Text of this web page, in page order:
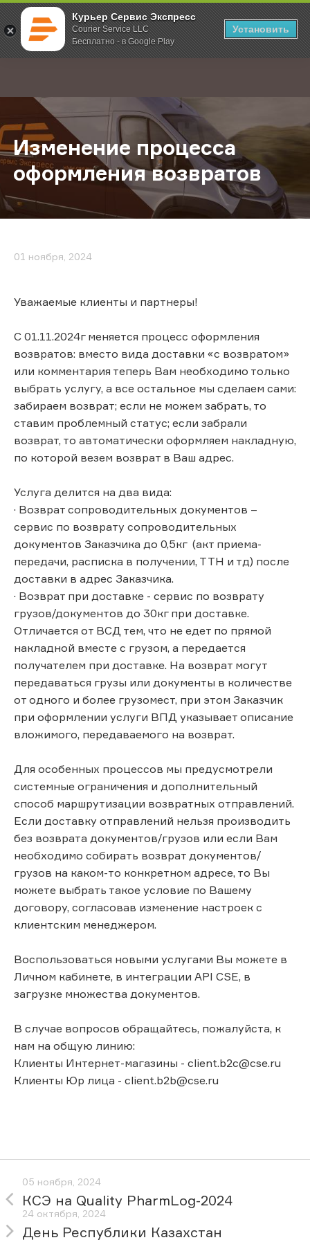
Курьер Сервис Экспресс
Courier Service LLC
Бесплатно - в Google Play
Установить
; Главная О компании Новости Изменение процесса
Изменение процесса
оформления возвратов
01 ноября, 2024
Уважаемые клиенты и партнеры!
С 01.11.2024г меняется процесс оформления
возвратов: вместо вида доставки «с возвратом»
или комментария теперь Вам необходимо только
выбрать услугу, а все остальное мы сделаем сами:
забираем возврат; если не можем забрать, то
ставим проблемный статус; если забрали
возврат, то автоматически оформляем накладную,
по которой везем возврат в Ваш адрес.
Услуга делится на два вида:
· Возврат сопроводительных документов –
сервис по возврату сопроводительных
документов Заказчика до 0,5кг (акт приема-
передачи, расписка в получении, ТТН и тд) после
доставки в адрес Заказчика.
· Возврат при доставке - сервис по возврату
грузов/документов до 30кг при доставке.
Отличается от ВСД тем, что не едет по прямой
накладной вместе с грузом, а передается
получателем при доставке. На возврат могут
передаваться грузы или документы в количестве
от одного и более грузомест, при этом Заказчик
при оформлении услуги ВПД указывает описание
вложимого, передаваемого на возврат.
Для особенных процессов мы предусмотрели
системные ограничения и дополнительный
способ маршрутизации возвратных отправлений.
Если доставку отправлений нельзя производить
без возврата документов/грузов или если Вам
необходимо собирать возврат документов/
грузов на каком-то конкретном адресе, то Вы
можете выбрать такое условие по Вашему
договору, согласовав изменение настроек с
клиентским менеджером.
Воспользоваться новыми услугами Вы можете в
Личном кабинете, в интеграции API CSE, в
загрузке множества документов.
В случае вопросов обращайтесь, пожалуйста, к
нам на общую линию:
Клиенты Интернет-магазины - client.b2c@cse.ru
Клиенты Юр лица - client.b2b@cse.ru
05 ноября, 2024
КСЭ на Quality PharmLog-2024
24 октября, 2024
День Республики Казахстан